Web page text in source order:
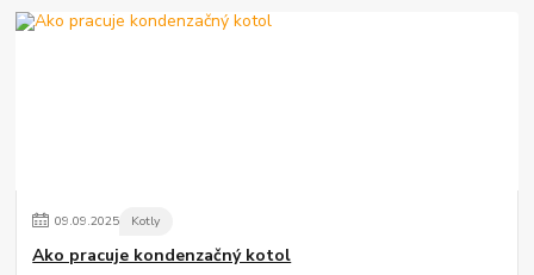
09.09.2025 Kotly
Ako pracuje kondenzačný kotol